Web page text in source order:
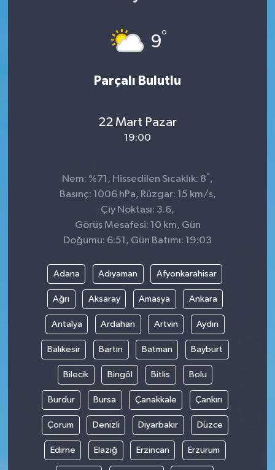
9°
Parçalı Bulutlu
22 Mart Pazar
19:00
Nem: %71, Hissedilen Sıcaklık: 8° ,
Basınç: 1006 hPa, Rüzgar: 15 km/s,
Çiy Noktası: 3.6,
Görüş Mesafesi: 10 km, Gün
Doğumu: 6:51, Gün Batımı: 19:03
Adana Adıyaman Afyonkarahisar
Ağrı Aksaray Amasya Ankara
Antalya Ardahan Artvin Aydın
Balıkesir Bartın Batman Bayburt
Bilecik Bingöl Bitlis Bolu
Burdur Bursa Çanakkale Çankırı
Çorum Denizli Diyarbakır Düzce
Edirne Elazığ Erzincan Erzurum
SİVİL TOPLUM
SOSYAL YAŞAM
ULUSAL HABERLER